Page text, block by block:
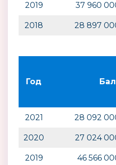
2019 37 960
2018 28 897
Год
2021 28 092
2020 27 024
2019 46 566